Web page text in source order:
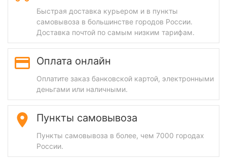
Быстрая доставка курьером и в пункты
самовывоза в большинстве городов России.
Доставка почтой по самым низким тарифам.
Оплата онлайн
Оплатите заказ банковской картой, электронными
деньгами или наличными.
Пункты самовывоза
Пункты самовывоза в более, чем 7000 городах
России.